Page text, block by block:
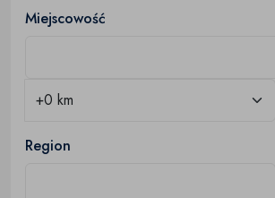
Miejscowość
Region